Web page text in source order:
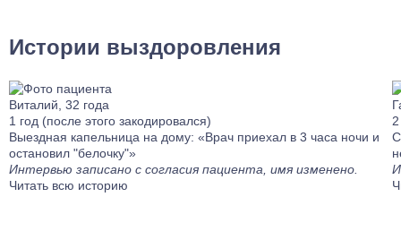
Истории выздоровления
Виталий, 32 года
1 год (после этого закодировался)
Выездная капельница на дому: «Врач приехал в 3 часа ночи и
остановил "белочку"»
Интервью записано с согласия пациента, имя изменено.
Читать всю историю